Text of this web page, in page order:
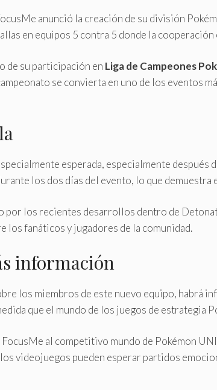
anunció la creación de su división
en equipos 5 contra 5 donde la
de su participación en Liga de Campeones
se convierta en uno de los eventos
esperada, especialmente
los dos días del evento, lo que
por los recientes desarrollos dentro de
los fanáticos y jugadores de la comunidad.
información
los miembros de este nuevo equipo,
que el mundo de los juegos de estrategia
al competitivo mundo de Pokémon
videojuegos pueden esperar partidos